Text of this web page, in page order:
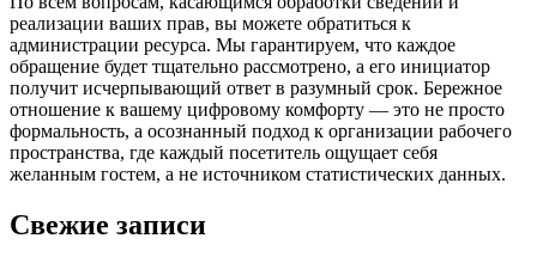
реализации ваших прав, вы можете обратиться к
администрации ресурса. Мы гарантируем, что каждое
обращение будет тщательно рассмотрено, а его инициатор
получит исчерпывающий ответ в разумный срок. Бережное
отношение к вашему цифровому комфорту — это не просто
формальность, а осознанный подход к организации рабочего
пространства, где каждый посетитель ощущает себя
желанным гостем, а не источником статистических данных.
Свежие записи